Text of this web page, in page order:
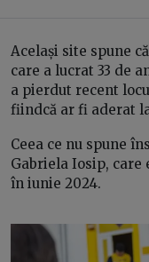
Același site spune
care a lucrat 33 de
a pierdut recent
fiindcă ar fi aderat la
Ceea ce nu spune
Gabriela Iosip, care
în iunie 2024.